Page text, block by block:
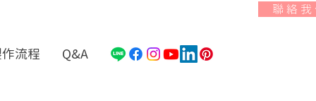
流程 Q&A
聯 絡 我